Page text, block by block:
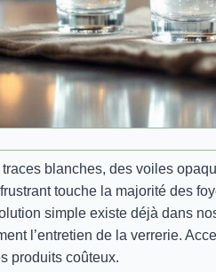
blanches, des voiles
touche la majorité des
simple existe déjà dans
l’entretien de la verrerie.
produits coûteux.